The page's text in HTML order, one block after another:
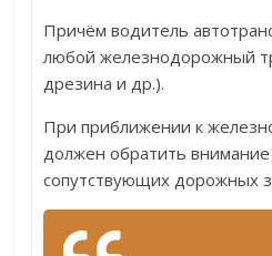
Причём водитель
любой железнодорожный
дрезина и др.).
При приближении к
должен обратить
сопутствующих дорожных